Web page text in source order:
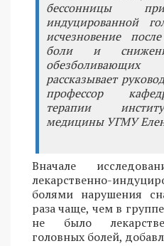
бессонницы
индуцированной
исчезновение
боли и
рассказывает
профессор
терапии
медицины УГМУ
Вначале
лекарственно-
болями нарушения
раза чаще, чем в
не было
головных болей,